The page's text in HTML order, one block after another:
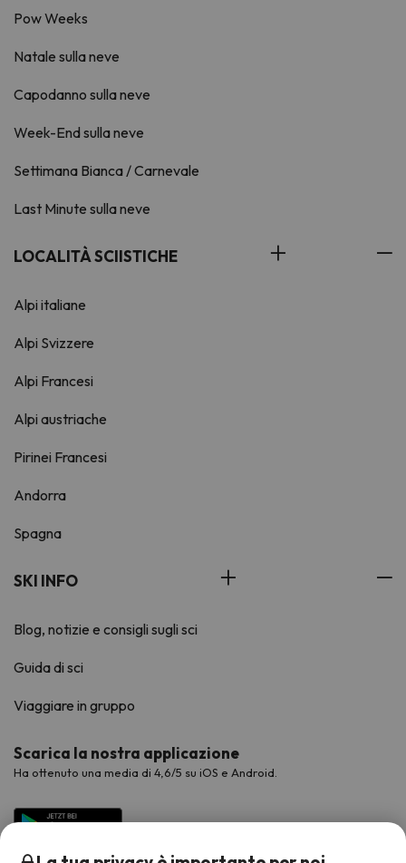
Pow Weeks
Natale sulla neve
Capodanno sulla neve
Week-End sulla neve
Settimana Bianca / Carnevale
Last Minute sulla neve
LOCALITÀ SCIISTICHE
Alpi italiane
Alpi Svizzere
Alpi Francesi
Alpi austriache
Pirinei Francesi
Andorra
Spagna
SKI INFO
Blog, notizie e consigli sugli sci
Guida di sci
Viaggiare in gruppo
Scarica la nostra applicazione
Ha ottenuto una media di 4,6/5 su iOS e Android.